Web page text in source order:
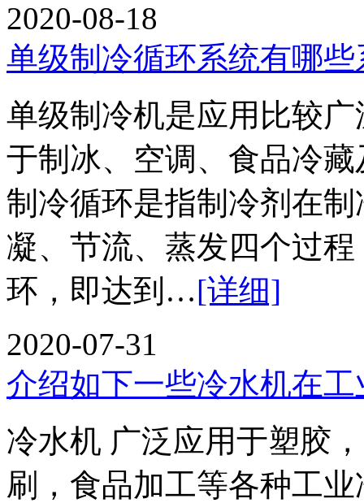
2020-08-18
单级制冷循环系统有哪
单级制冷机是应用比较
于制冰、空调、食品冷
制冷循环是指制冷剂在
凝、节流、蒸发四个过
环，即达到…[详细]
2020-07-31
介绍如下一些冷水机在
冷水机 广泛应用于塑胶
刷，食品加工等各种工